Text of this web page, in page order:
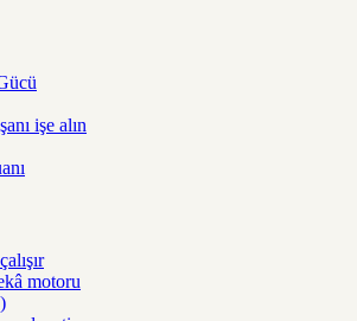
işe alın
motoru